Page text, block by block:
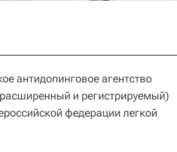
антидопинговое агентство
и регистрируемый)
федерации легкой